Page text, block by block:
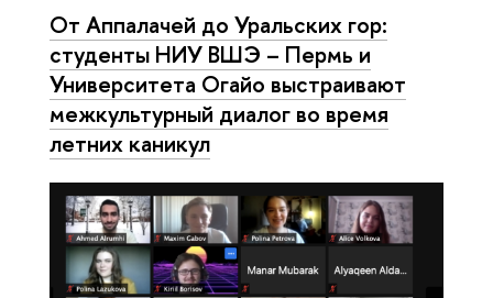
От Аппалачей до Уральских гор:
студенты НИУ ВШЭ – Пермь и
Университета Огайо выстраивают
межкультурный диалог во время
летних каникул